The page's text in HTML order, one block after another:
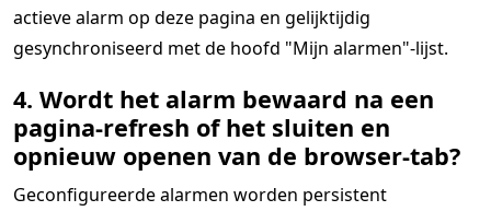
actieve alarm op deze pagina en gelijktijdig
gesynchroniseerd met de hoofd "Mijn alarmen"-lijst.
4. Wordt het alarm bewaard na een
pagina-refresh of het sluiten en
opnieuw openen van de browser-tab?
Geconfigureerde alarmen worden persistent